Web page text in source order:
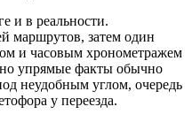
и в реальности.
маршрутов, затем один
и часовым хронометражем
упрямые факты обычно
неудобным углом, очередь
у переезда.